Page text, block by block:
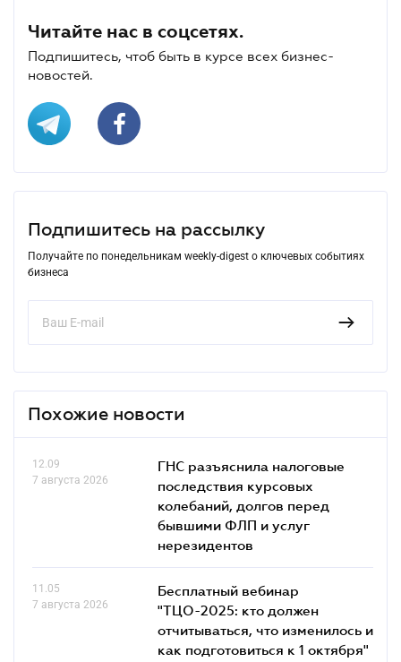
Читайте нас в соцсетях.
Подпишитесь, чтоб быть в курсе всех бизнес-
новостей.
Подпишитесь на рассылку
Получайте по понедельникам weekly-digest о ключевых событиях
бизнеса
Похожие новости
12.09
7 августа 2026
ГНС разъяснила налоговые
последствия курсовых
колебаний, долгов перед
бывшими ФЛП и услуг
нерезидентов
11.05
7 августа 2026
Бесплатный вебинар
"ТЦО-2025: кто должен
отчитываться, что изменилось и
как подготовиться к 1 октября"